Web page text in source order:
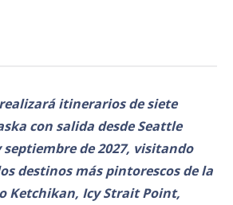
realizará itinerarios de siete
con salida desde Seattle
de 2027, visitando
destinos más pintorescos de la
Ketchikan, Icy Strait Point,